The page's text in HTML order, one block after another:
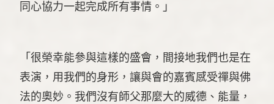
同心協力一起完成所有事情。」
「很榮幸能參與這樣的盛會，間接地我們也是在
表演，用我們的身形，讓與會的嘉賓感受禪與佛
法的奧妙。我們沒有師父那麼大的威德、能量，